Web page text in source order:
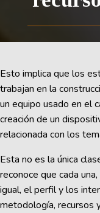
Esto implica que los
trabajan en la
un equipo usado en el
creación de un
relacionada con los
Esta no es la única
reconoce que cada
igual, el perfil y los
metodología, recursos